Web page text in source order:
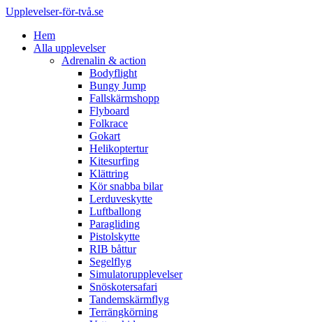
Upplevelser-för-två.se
Hem
Alla upplevelser
Adrenalin & action
Bodyflight
Bungy Jump
Fallskärmshopp
Flyboard
Folkrace
Gokart
Helikoptertur
Kitesurfing
Klättring
Kör snabba bilar
Lerduveskytte
Luftballong
Paragliding
Pistolskytte
RIB båttur
Segelflyg
Simulatorupplevelser
Snöskotersafari
Tandemskärmflyg
Terrängkörning